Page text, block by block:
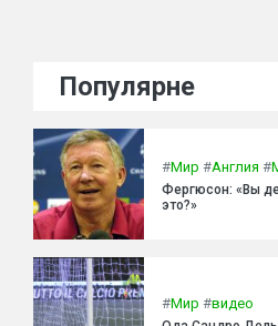
Популярне
#Мир #Англия #
Фергюсон: «Вы
это?»
#Мир #видео